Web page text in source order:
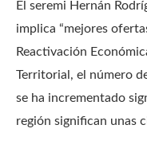
El seremi Hernán
implica “mejores
Reactivación
Territorial, el número
se ha incrementado
región significan unas